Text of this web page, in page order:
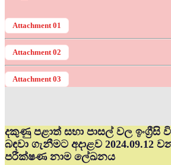
Attachment 01
Attachment 02
Attachment 03
දකුණු පළාත් සභා පාසල් වල
බඳවා ගැනීමට අදාළව 2024.09.12
පරීක්ෂණ නාම ලේඛනය